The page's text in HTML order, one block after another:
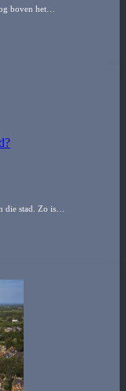
boven het…
die stad. Zo is…